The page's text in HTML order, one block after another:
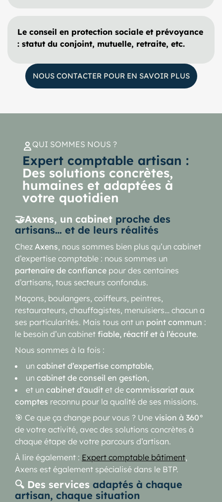
Le conseil en protection sociale et prévoyance
: statut du conjoint, mutuelle, retraite, etc.
NOUS CONTACTER POUR EN SAVOIR PLUS
QUI SOMMES NOUS ?
Expert comptable artisan :
Des solutions concrètes,
humaines et adaptées à
votre quotidien
🤝Axens, un cabinet proche des
artisans… et de leurs réalités
Chez Axens, nous sommes bien plus qu’un cabinet
d’expertise comptable : nous sommes un
partenaire de confiance pour des centaines
d’artisans, tous secteurs confondus.
Maçons, boulangers, coiffeurs, peintres,
restaurateurs, chauffagistes, menuisiers… chacun a
ses particularités. Mais tous ont un point commun :
le besoin d’un cabinet fiable, réactif et à l’écoute.
Nous sommes à la fois :
un cabinet d’expertise comptable,
un cabinet de conseil en gestion,
et un cabinet d’audit et de commissariat aux
comptes reconnu pour la qualité de ses missions.
🎯 Ce que ça change pour vous ? Une vision à 360°
de votre activité, avec des solutions concrètes à
chaque étape de votre parcours d’artisan.
À lire également : Expert comptable bâtiment,
Axens est également spécialisé dans le BTP.
🔍 Des services adaptés à chaque
artisan, chaque situation